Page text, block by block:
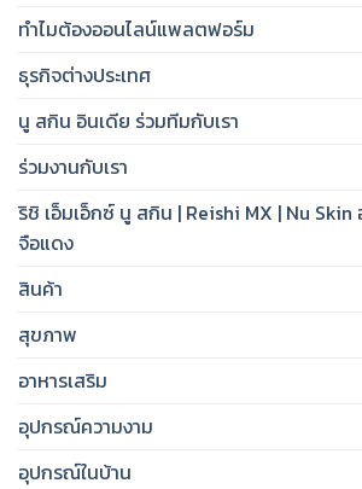
ทำไมต้องออนไลน์แพลตฟอร์ม
ธุรกิจต่างประเทศ
นู สกิน อินเดีย ร่วมทีมกับเรา
ร่วมงานกับเรา
ริชิ เอ็มเอ็กซ์ นู สกิน | Reishi MX | Nu Skin
จือแดง
สินค้า
สุขภาพ
อาหารเสริม
อุปกรณ์ความงาม
อุปกรณ์ในบ้าน